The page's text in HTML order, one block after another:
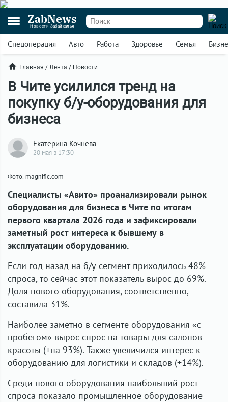
ZabNews
Новости Забайкалья
Спецоперация Авто Работа Здоровье Семья
Главная / Лента / Новости
В Чите усилился тренд на
покупку б/у-оборудования для
бизнеса
Екатерина Кочнева
20 мая в 17:30
Фото: magnific.com
Специалисты «Авито» проанализировали рынок
оборудования для бизнеса в Чите по итогам
первого квартала 2026 года и зафиксировали
заметный рост интереса к бывшему в
эксплуатации оборудованию.
Если год назад на б/у-сегмент приходилось 48%
спроса, то сейчас этот показатель вырос до 69%.
Доля нового оборудования, соответственно,
составила 31%.
Наиболее заметно в сегменте оборудования «с
пробегом» вырос спрос на товары для салонов
красоты (+на 93%). Также увеличился интерес к
оборудованию для логистики и складов (+14%).
Среди нового оборудования наибольший рост
спроса показало промышленное оборудование